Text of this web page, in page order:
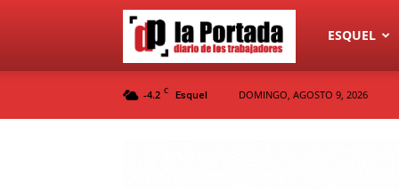
Diario
ESQUEL
-4.2 C Esquel DOMINGO, AGOSTO 9, 2026